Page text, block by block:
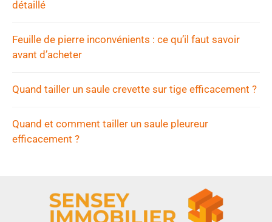
détaillé
Feuille de pierre inconvénients : ce qu’il faut savoir
avant d’acheter
Quand tailler un saule crevette sur tige efficacement ?
Quand et comment tailler un saule pleureur
efficacement ?